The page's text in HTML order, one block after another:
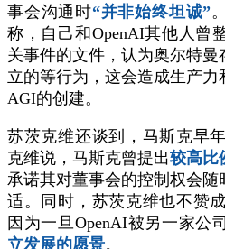
事会沟通时“并非始终坦诚”
称，自己和OpenAI其他人曾
关事件的文件，认为奥尔特
立的等行为，这会造成生产
AGI的创建。
苏茨克维还谈到，马斯克早
克维说，马斯克曾提出较高比
承诺其对董事会的控制权会
适。同时，苏茨克维也不赞
因为一旦OpenAI被另一家公
立发展的愿景。